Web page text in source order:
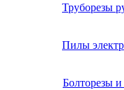
Труборезы
Пилы
Болторезы